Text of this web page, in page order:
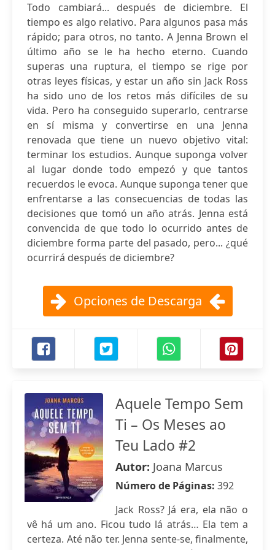
Todo cambiará... después de diciembre. El
tiempo es algo relativo. Para algunos pasa más
rápido; para otros, no tanto. A Jenna Brown el
último año se le ha hecho eterno. Cuando
superas una ruptura, el tiempo se rige por
otras leyes físicas, y estar un año sin Jack Ross
ha sido uno de los retos más difíciles de su
vida. Pero ha conseguido superarlo, centrarse
en sí misma y convertirse en una Jenna
renovada que tiene un nuevo objetivo vital:
terminar los estudios. Aunque suponga volver
al lugar donde todo empezó y que tantos
recuerdos le evoca. Aunque suponga tener que
enfrentarse a las consecuencias de todas las
decisiones que tomó un año atrás. Jenna está
convencida de que todo lo ocurrido antes de
diciembre forma parte del pasado, pero... ¿qué
ocurrirá después de diciembre?
Opciones de Descarga
Aquele Tempo Sem
Ti – Os Meses ao
Teu Lado #2
Autor: Joana Marcus
Número de Páginas: 392
Jack Ross? Já era, ela não o
vê há um ano. Ficou tudo lá atrás… Ela tem a
certeza. Até não ter. Jenna sente-se, finalmente,